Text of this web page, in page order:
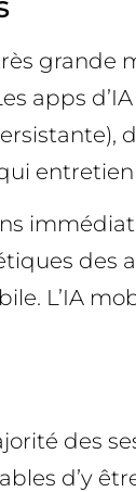
grande
apps
L’IA
des
d’y